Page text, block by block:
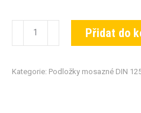
Podložka
DIN
MS-
Přidat do
Kategorie: Podložky mosazné DIN